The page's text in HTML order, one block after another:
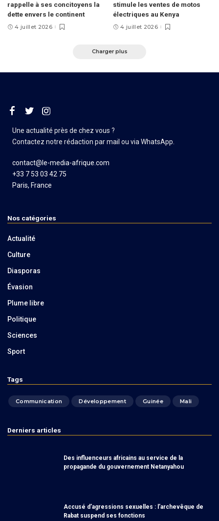
rappelle à ses concitoyens la
dette envers le continent
4 juillet 2026
stimule les ventes de motos
électriques au Kenya
4 juillet 2026
Charger plus
Une actualité près de chez vous ?
Contactez notre rédaction par mail ou via WhatsApp.
contact@le-media-afrique.com
+33 7 53 03 42 75
Paris, France
Nos catégories
Actualité
Culture
Diasporas
Évasion
Plume libre
Politique
Sciences
Sport
Tags
Communication Développement Guinée Mali
Derniers articles
Des influenceurs africains au service de la
propagande du gouvernement Netanyahou
Accusé d’agressions sexuelles : l’archevêque de
Rabat suspend ses fonctions